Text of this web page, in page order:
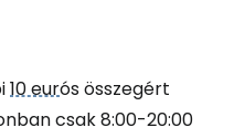
10 eurós összegért
csak 8:00-20:00